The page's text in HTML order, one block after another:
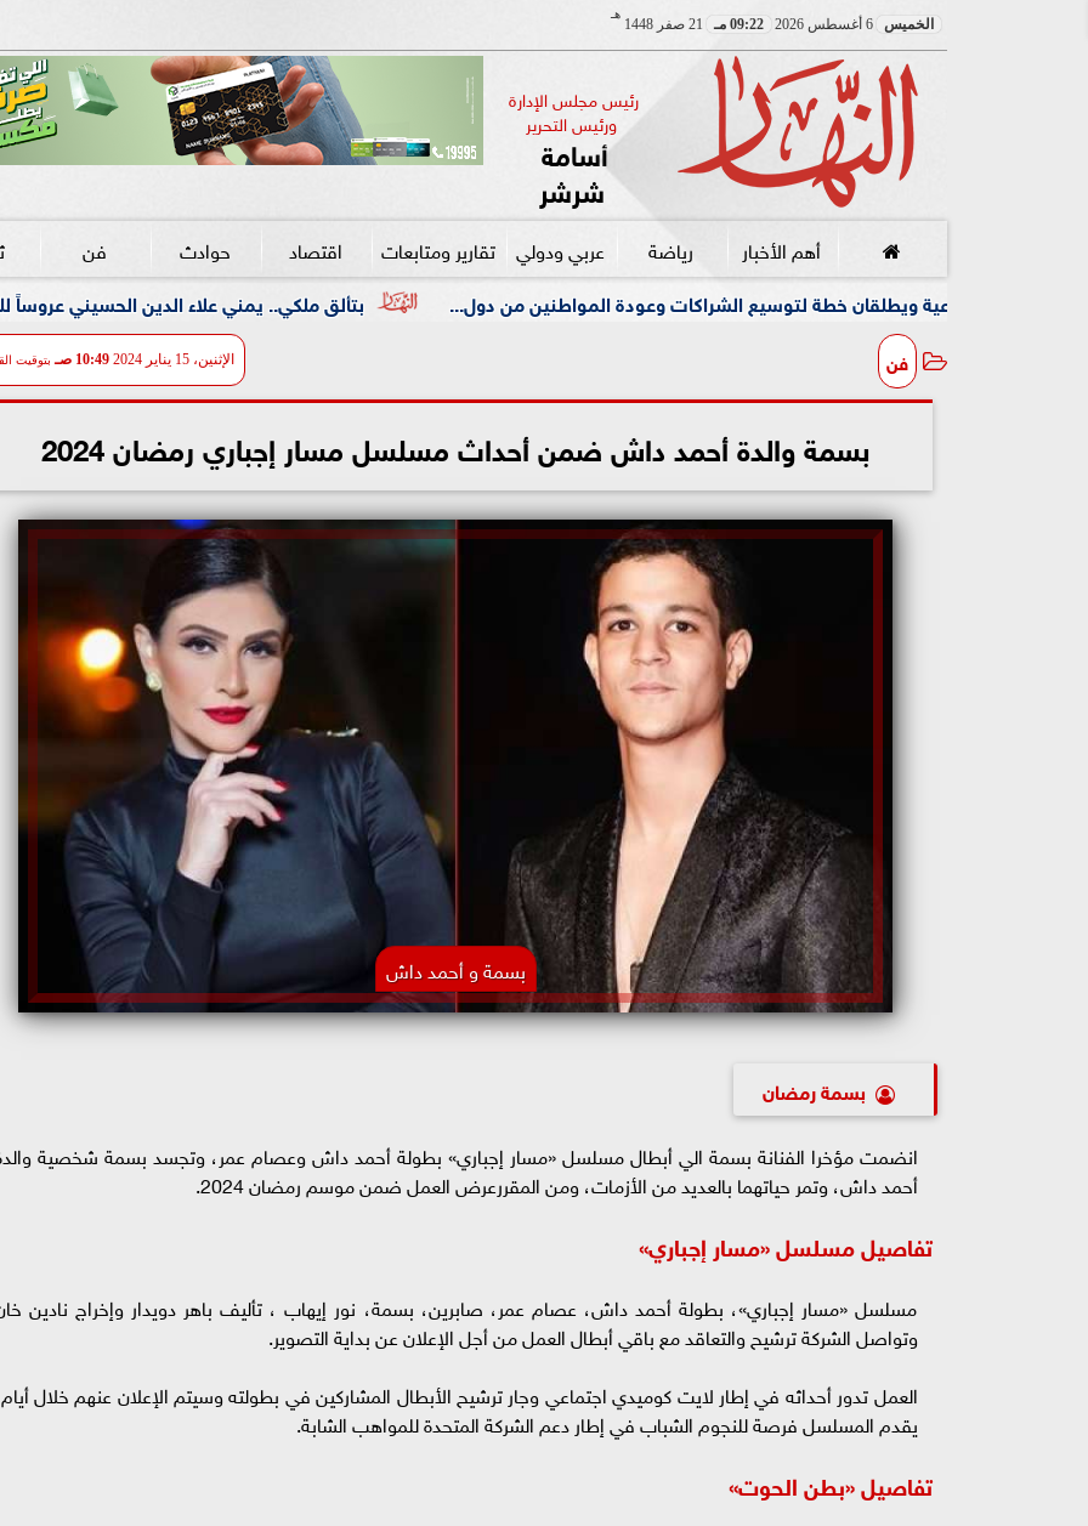
الخميس 6 أغسطس 2026 09:22 مـ 21 صفر 1448
هـ
رئيس مجلس الإدارة
ورئيس التحرير
أسامة
شرشر
أهم الأخبار رياضة عربي ودولي تقارير ومتابعات اقتصاد حوادث فن
بتألق ملكي.. يمني علاء الدين الحسيني عروساً للمستشار عمر محسن عبد
فن الإثنين، 15 يناير 2024 10:49 صـ بتوقيت
بسمة والدة أحمد داش ضمن أحداث مسلسل مسار إجباري رمضان 2024
بسمة و أحمد داش
بسمة رمضان
انضمت مؤخرا الفنانة بسمة الي أبطال مسلسل «مسار إجباري» بطولة أحمد داش وعصام عمر، وتجسد بسمة شخصية
أحمد داش، وتمر حياتهما بالعديد من الأزمات، ومن المقررعرض العمل ضمن موسم رمضان 2024.
تفاصيل مسلسل «مسار إجباري»
مسلسل «مسار إجباري»، بطولة أحمد داش، عصام عمر، صابرين، بسمة، نور إيهاب ، تأليف باهر دويدار وإخراج نادين
وتواصل الشركة ترشيح والتعاقد مع باقي أبطال العمل من أجل الإعلان عن بداية التصوير.
العمل تدور أحداثه في إطار لايت كوميدي اجتماعي وجار ترشيح الأبطال المشاركين في بطولته وسيتم الإعلان عنهم خلال
يقدم المسلسل فرصة للنجوم الشباب في إطار دعم الشركة المتحدة للمواهب الشابة.
تفاصيل «بطن الحوت»